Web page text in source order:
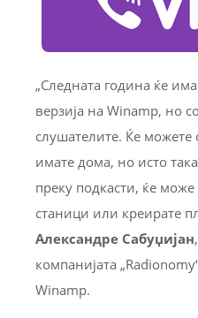
„Следната година ќе
верзија на Winamp, но
слушателите. Ќе
имате дома, но исто така
преку подкасти, ќе
станици или креирате
Александре Сабуџијан
компанијата
Winamp.